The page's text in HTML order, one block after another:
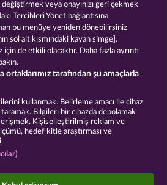
Gizlilik Beyanı Künye
SSS Facebook
talebini gönder
sadece eğlence amaçlıdır ve
veya onayınızı geri çekmek
Tercihleri Yönet bağlantısına
bu menüye yeniden dönebilirsiniz
sol alt kısmındaki kayan simge].
de etkili olacaktır. Daha fazla ayrıntı
ortaklarımız tarafından şu amaçlarla
kullanmak. Belirleme amacı ile cihaz
Bilgileri bir cihazda depolamak
Kişiselleştirilmiş reklam ve
hedef kitle araştırması ve